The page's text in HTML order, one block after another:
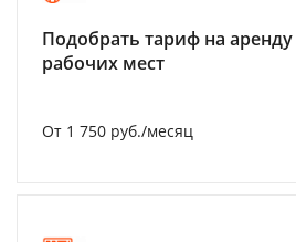
Подобрать тариф на
рабочих мест
От 1 750 руб./месяц